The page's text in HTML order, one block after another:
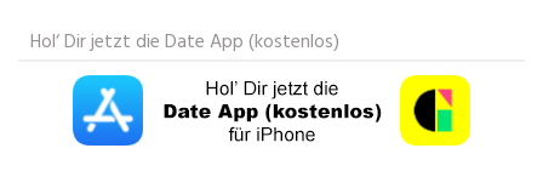
Hol‘ Dir jetzt die Date App (kostenlos)